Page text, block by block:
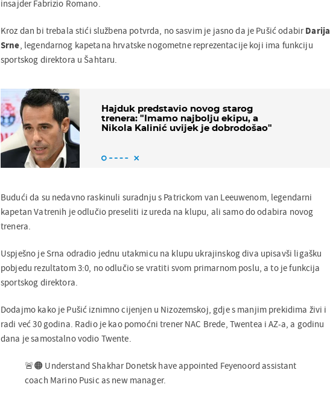
insajder Fabrizio Romano.
Kroz dan bi trebala stići službena potvrda, no sasvim je jasno da je Pušić odabirDarija
Srne, legendarnog kapetana hrvatske nogometne reprezentacije koji ima funkciju
sportskog direktora u Šahtaru.
Hajduk predstavio novog starog
trenera: "Imamo najbolju ekipu, a
Nikola Kalinić uvijek je dobrodošao"
Budući da su nedavno raskinuli suradnju s Patrickom van Leeuwenom, legendarni
kapetan Vatrenih je odlučio preseliti iz ureda na klupu, ali samo do odabira novog
trenera.
Uspješno je Srna odradio jednu utakmicu na klupu ukrajinskog diva upisavši ligašku
pobjedu rezultatom 3:0, no odlučio se vratiti svom primarnom poslu, a to je funkcija
sportskog direktora.
Dodajmo kako je Pušić iznimno cijenjen u Nizozemskoj, gdje s manjim prekidima živi i
radi već 30 godina. Radio je kao pomoćni trener NAC Brede, Twentea i AZ-a, a godinu
dana je samostalno vodio Twente.
🚨🟠 Understand Shakhar Donetsk have appointed Feyenoord assistant
coach Marino Pusic as new manager.